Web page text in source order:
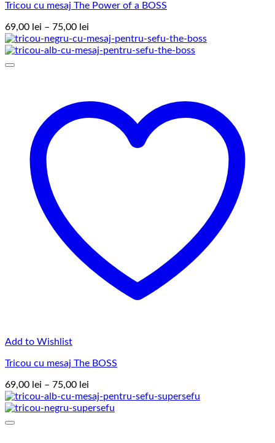
Tricou cu mesaj The Power of a BOSS
69,00 lei – 75,00 lei
de
prețuri:
Add to Wishlist
Tricou cu mesaj The BOSS
69,00 lei – 75,00 lei
de
prețuri: